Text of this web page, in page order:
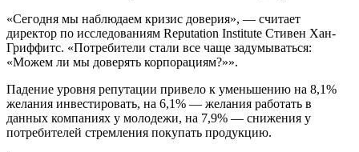
«Сегодня мы наблюдаем кризис доверия», — считает
директор по исследованиям Reputation Institute Стивен Хан-
Гриффитс. «Потребители стали все чаще задумываться:
«Можем ли мы доверять корпорациям?»».
Падение уровня репутации привело к уменьшению на 8,1%
желания инвестировать, на 6,1% — желания работать в
данных компаниях у молодежи, на 7,9% — снижения у
потребителей стремления покупать продукцию.